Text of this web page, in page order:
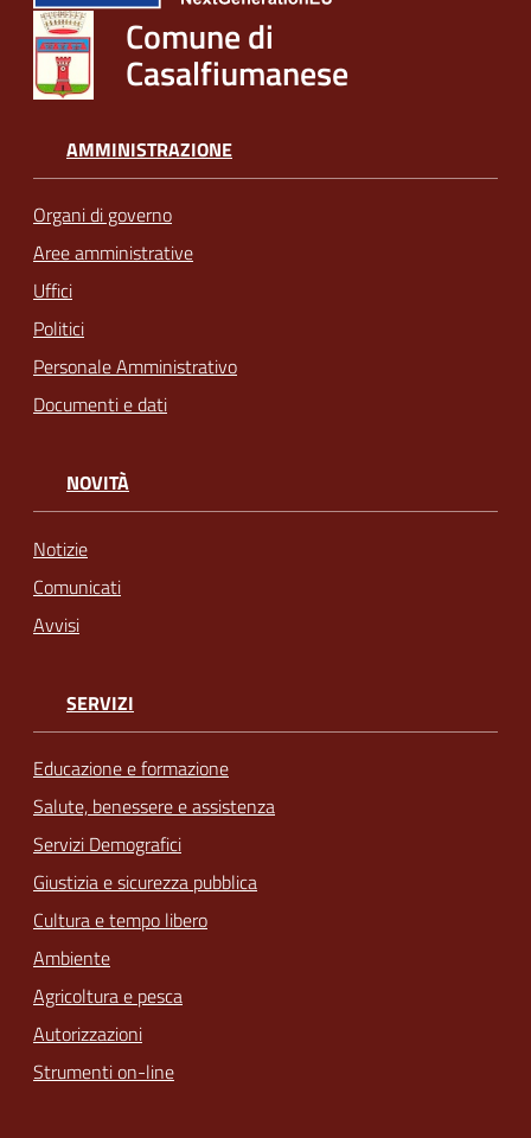
Comune di
Casalfiumanese
AMMINISTRAZIONE
Organi di governo
Aree amministrative
Uffici
Politici
Personale Amministrativo
Documenti e dati
NOVITÀ
Notizie
Comunicati
Avvisi
SERVIZI
Educazione e formazione
Salute, benessere e assistenza
Servizi Demografici
Giustizia e sicurezza pubblica
Cultura e tempo libero
Ambiente
Agricoltura e pesca
Autorizzazioni
Strumenti on-line